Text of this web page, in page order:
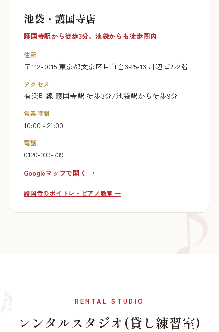
池袋・護国寺店
護国寺駅から徒歩3分。池袋からも徒歩圏内
住所
〒112-0015 東京都文京区目白台3-25-13 川辺ビル2階
アクセス
有楽町線 護国寺駅 徒歩3分/池袋駅から徒歩9分
営業時間
10:00 - 21:00
電話
0120-993-739
Googleマップで開く →
護国寺のボイトレ・ピアノ教室 →
RENTAL STUDIO
レンタルスタジオ(貸し練習室)